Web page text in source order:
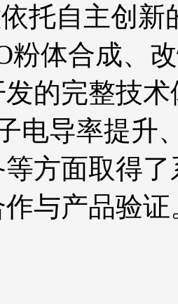
托自主创新
粉体合成、
的完整技
电导率提升
方面取得
与产品验证